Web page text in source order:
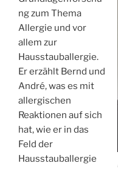
ng zum Thema
Allergie und vor
allem zur
Hausstauballergie.
Er erzählt Bernd und
André, was es mit
allergischen
Reaktionen auf sich
hat, wie er in das
Feld der
Hausstauballergie